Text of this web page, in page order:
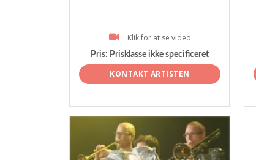
Klik for at se video
Pris: Prisklasse ikke specificeret
KONTAKT ARTISTEN